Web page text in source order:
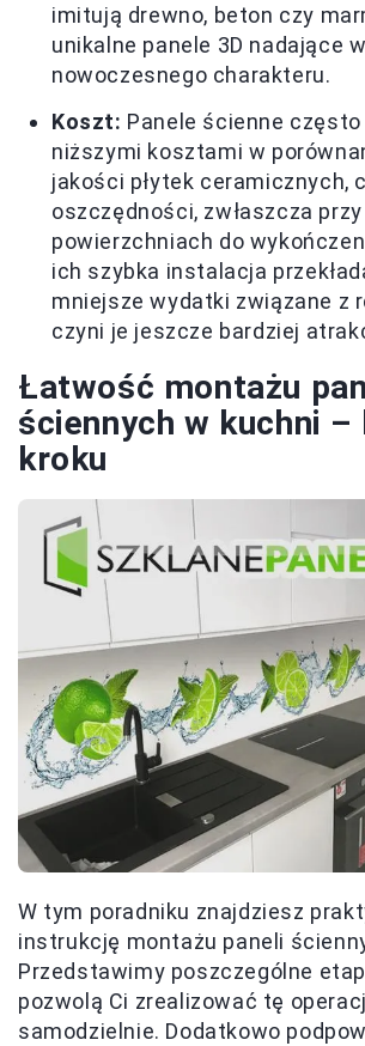
imitują drewno, beton czy
unikalne panele 3D nadające
nowoczesnego charakteru.
Koszt: Panele ścienne
niższymi kosztami w
jakości płytek ceramicznych,
oszczędności, zwłaszcza
powierzchniach do
ich szybka instalacja
mniejsze wydatki związane z
czyni je jeszcze bardziej
Łatwość montażu
ściennych w kuchni –
kroku
W tym poradniku znajdziesz
instrukcję montażu paneli
Przedstawimy poszczególne
pozwolą Ci zrealizować tę
samodzielnie. Dodatkowo